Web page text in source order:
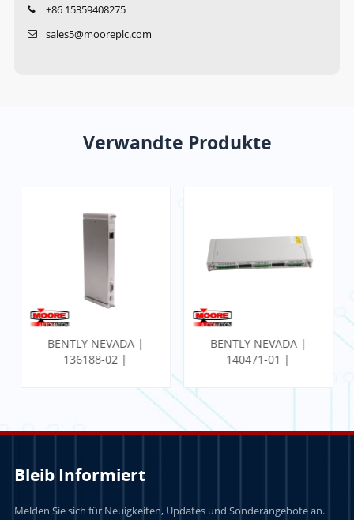
+86 15359408275
sales5@mooreplc.com
Verwandte Produkte
BENTLY NEVADA |
136188-02 |
Gateway-Ethernet-
BENTLY NEVADA |
140471-01 |
TERMINIERUNG
Bleib Informiert
Melden Sie sich für Neuigkeiten, Updates und Sonderangebote an.